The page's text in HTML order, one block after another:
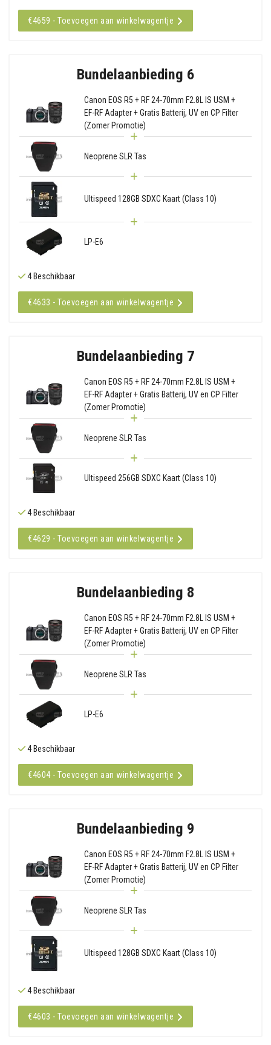
€4659 - Toevoegen aan winkelwagentje
Bundelaanbieding 6
Canon EOS R5 + RF 24-70mm F2.8L IS USM +
EF-RF Adapter + Gratis Batterij, UV en CP Filter
(Zomer Promotie)
Neoprene SLR Tas
Ultispeed 128GB SDXC Kaart (Class 10)
LP-E6
4 Beschikbaar
€4633 - Toevoegen aan winkelwagentje
Bundelaanbieding 7
Canon EOS R5 + RF 24-70mm F2.8L IS USM +
EF-RF Adapter + Gratis Batterij, UV en CP Filter
(Zomer Promotie)
Neoprene SLR Tas
Ultispeed 256GB SDXC Kaart (Class 10)
4 Beschikbaar
€4629 - Toevoegen aan winkelwagentje
Bundelaanbieding 8
Canon EOS R5 + RF 24-70mm F2.8L IS USM +
EF-RF Adapter + Gratis Batterij, UV en CP Filter
(Zomer Promotie)
Neoprene SLR Tas
LP-E6
4 Beschikbaar
€4604 - Toevoegen aan winkelwagentje
Bundelaanbieding 9
Canon EOS R5 + RF 24-70mm F2.8L IS USM +
EF-RF Adapter + Gratis Batterij, UV en CP Filter
(Zomer Promotie)
Neoprene SLR Tas
Ultispeed 128GB SDXC Kaart (Class 10)
4 Beschikbaar
€4603 - Toevoegen aan winkelwagentje